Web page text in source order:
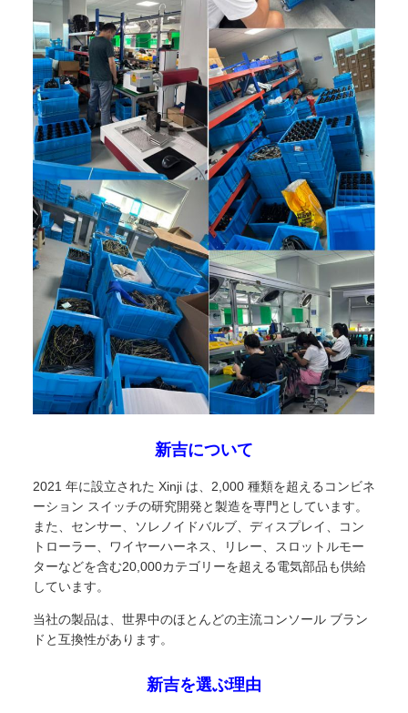
新吉について
2021 年に設立された Xinji は、2,000 種類を超えるコンビネ
ーション スイッチの研究開発と製造を専門としています。
また、センサー、ソレノイドバルブ、ディスプレイ、コン
トローラー、ワイヤーハーネス、リレー、スロットルモー
ターなどを含む20,000カテゴリーを超える電気部品も供給
しています。
当社の製品は、世界中のほとんどの主流コンソール ブラン
ドと互換性があります。
新吉を選ぶ理由